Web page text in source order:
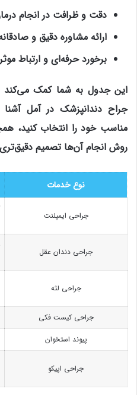
دقت و ظرافت در انجام
ارائه مشاوره دقیق و
برخورد حرفه‌ای و ارتباط
این جدول به شما کمک
جراح دندانپزشک در آمل
مناسب خود را انتخاب کنید،
روش انجام آن‌ها تصمیم
نوع خدمات
جراحی ایمپلنت
جراحی دندان عقل
جراحی لثه
جراحی کیست فکی
پیوند استخوان
جراحی اپیکو